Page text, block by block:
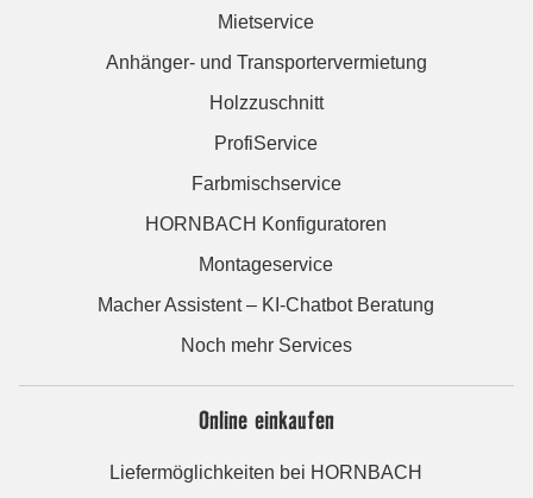
Mietservice
Anhänger- und Transportervermietung
Holzzuschnitt
ProfiService
Farbmischservice
HORNBACH Konfiguratoren
Montageservice
Macher Assistent – KI-Chatbot Beratung
Noch mehr Services
Online einkaufen
Liefermöglichkeiten bei HORNBACH